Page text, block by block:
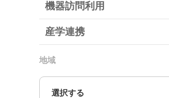
機器訪問利用
産学連携
地域
選択する